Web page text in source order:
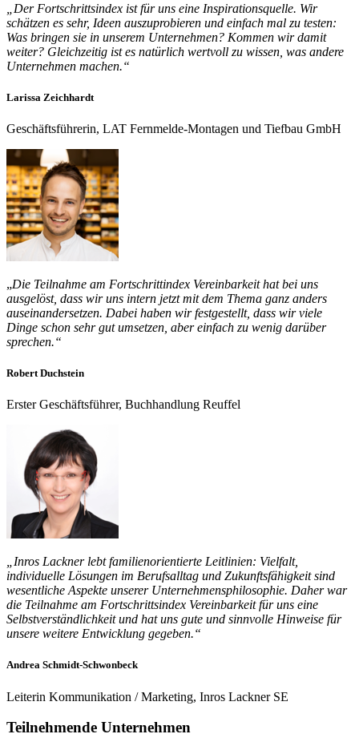
„Der Fortschrittsindex ist für uns eine Inspirationsquelle. Wir
schätzen es sehr, Ideen auszuprobieren und einfach mal zu testen:
Was bringen sie in unserem Unternehmen? Kommen wir damit
weiter? Gleichzeitig ist es natürlich wertvoll zu wissen, was andere
Unternehmen machen.“
Larissa Zeichhardt
Geschäftsführerin, LAT Fernmelde-Montagen und Tiefbau GmbH
„Die Teilnahme am Fortschrittindex Vereinbarkeit hat bei uns
ausgelöst, dass wir uns intern jetzt mit dem Thema ganz anders
auseinandersetzen. Dabei haben wir festgestellt, dass wir viele
Dinge schon sehr gut umsetzen, aber einfach zu wenig darüber
sprechen.“
Robert Duchstein
Erster Geschäftsführer, Buchhandlung Reuffel
„Inros Lackner lebt familienorientierte Leitlinien: Vielfalt,
individuelle Lösungen im Berufsalltag und Zukunftsfähigkeit sind
wesentliche Aspekte unserer Unternehmensphilosophie. Daher war
die Teilnahme am Fortschrittsindex Vereinbarkeit für uns eine
Selbstverständlichkeit und hat uns gute und sinnvolle Hinweise für
unsere weitere Entwicklung gegeben.“
Andrea Schmidt-Schwonbeck
Leiterin Kommunikation / Marketing, Inros Lackner SE
Teilnehmende Unternehmen